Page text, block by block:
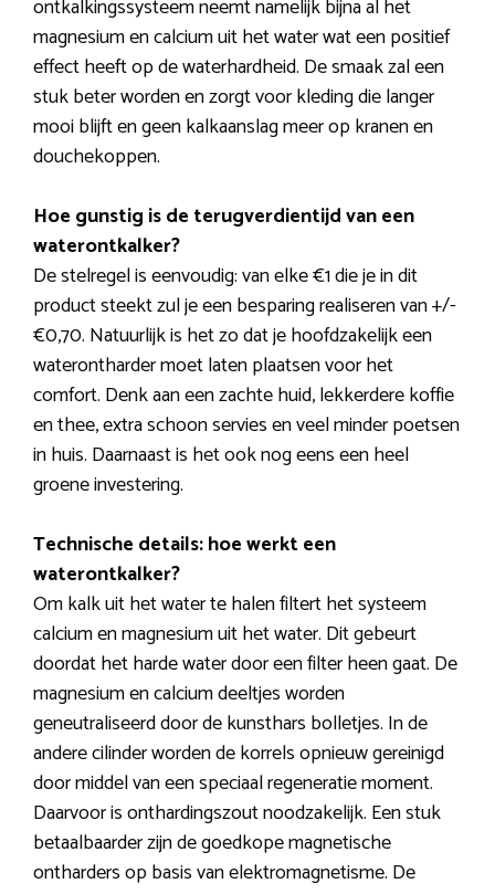
ontkalkingssysteem neemt namelijk bijna al het
magnesium en calcium uit het water wat een positief
effect heeft op de waterhardheid. De smaak zal een
stuk beter worden en zorgt voor kleding die langer
mooi blijft en geen kalkaanslag meer op kranen en
douchekoppen.
Hoe gunstig is de terugverdientijd van een
waterontkalker?
De stelregel is eenvoudig: van elke €1 die je in dit
product steekt zul je een besparing realiseren van +/-
€0,70. Natuurlijk is het zo dat je hoofdzakelijk een
waterontharder moet laten plaatsen voor het
comfort. Denk aan een zachte huid, lekkerdere koffie
en thee, extra schoon servies en veel minder poetsen
in huis. Daarnaast is het ook nog eens een heel
groene investering.
Technische details: hoe werkt een
waterontkalker?
Om kalk uit het water te halen filtert het systeem
calcium en magnesium uit het water. Dit gebeurt
doordat het harde water door een filter heen gaat. De
magnesium en calcium deeltjes worden
geneutraliseerd door de kunsthars bolletjes. In de
andere cilinder worden de korrels opnieuw gereinigd
door middel van een speciaal regeneratie moment.
Daarvoor is onthardingszout noodzakelijk. Een stuk
betaalbaarder zijn de goedkope magnetische
ontharders op basis van elektromagnetisme. De